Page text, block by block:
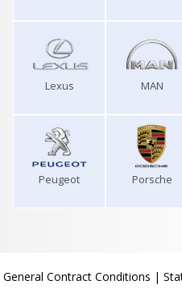
Lexus MAN
Peugeot Porsche
General Contract Conditions |